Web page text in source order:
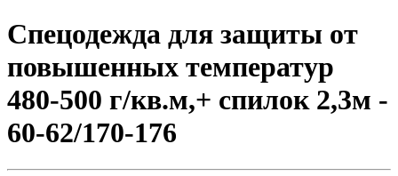
Спецодежда для защиты от
повышенных температур
480-500 г/кв.м,+ спилок 2,3м -
60-62/170-176